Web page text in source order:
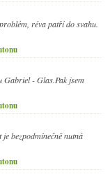
réva patří do svahu.
Gabriel - Glas.Pak jsem
bezpodmínečně nutná